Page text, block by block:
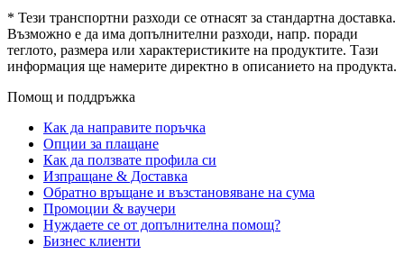
* Тези транспортни разходи се отнасят за стандартна доставка.
Възможно е да има допълнителни разходи, напр. поради
теглото, размера или характеристиките на продуктите. Тази
информация ще намерите директно в описанието на продукта.
Помощ и поддръжка
Как да направите поръчка
Опции за плащане
Как да ползвате профила си
Изпращане & Доставка
Обратно връщане и възстановяване на сума
Промоции & ваучери
Нуждаете се от допълнителна помощ?
Бизнес клиенти